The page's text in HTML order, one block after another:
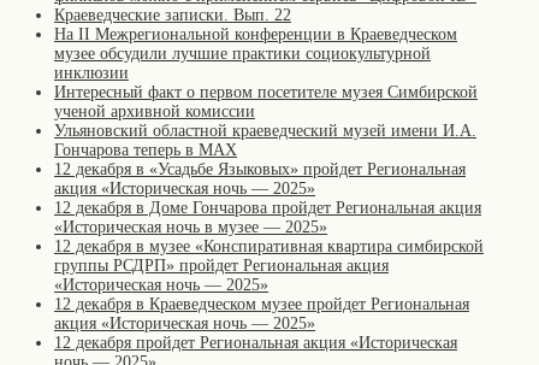
Краеведческие записки. Вып. 22
На II Межрегиональной конференции в Краеведческом
музее обсудили лучшие практики социокультурной
инклюзии
Интересный факт о первом посетителе музея Симбирской
ученой архивной комиссии
Ульяновский областной краеведческий музей имени И.А.
Гончарова теперь в MAX
12 декабря в «Усадьбе Языковых» пройдет Региональная
акция «Историческая ночь — 2025»
12 декабря в Доме Гончарова пройдет Региональная акция
«Историческая ночь в музее — 2025»
12 декабря в музее «Конспиративная квартира симбирской
группы РСДРП» пройдет Региональная акция
«Историческая ночь — 2025»
12 декабря в Краеведческом музее пройдет Региональная
акция «Историческая ночь — 2025»
12 декабря пройдет Региональная акция «Историческая